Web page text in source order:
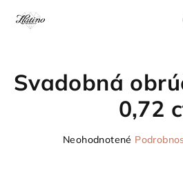
Svadobná
0,72
Priemerné
Neohodnotené